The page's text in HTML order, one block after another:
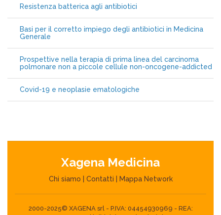
Resistenza batterica agli antibiotici
Basi per il corretto impiego degli antibiotici in Medicina
Generale
Prospettive nella terapia di prima linea del carcinoma
polmonare non a piccole cellule non-oncogene-addicted
Covid-19 e neoplasie ematologiche
Xagena Medicina
Chi siamo Contatti Mappa Network
2000-2025© XAGENA srl - P.IVA: 04454930969 - REA: